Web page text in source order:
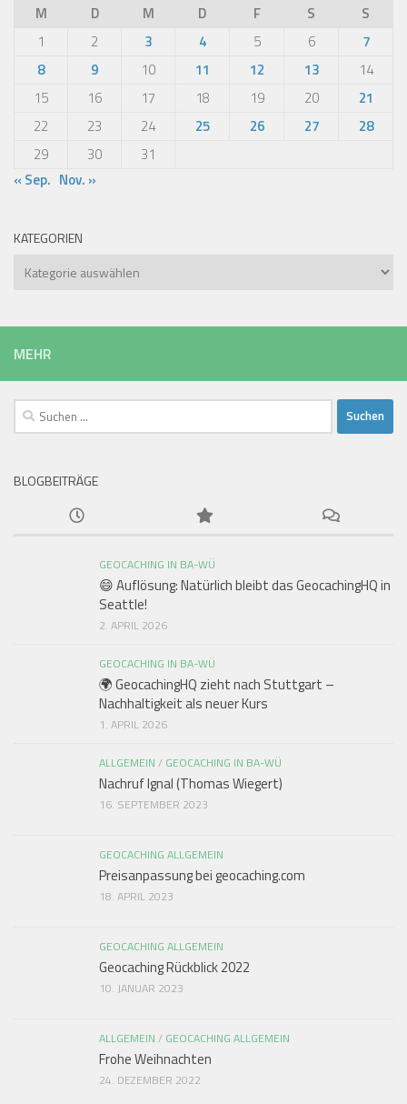
M
D M D F S
S
1
2 3 4 5 6
7
8
9 10 11 12 13
14
15
16 17 18 19 20
21
22
23 24 25 26 27
28
29
30
31
« Sep. Nov. »
KATEGORIEN
Kategorien
MEHR
Suchen
nach:
BLOGBEITRÄGE
GEOCACHING IN BA-WÜ
😄 Auflösung: Natürlich bleibt das GeocachingHQ in
Seattle!
2. APRIL 2026
GEOCACHING IN BA-WÜ
🌍 GeocachingHQ zieht nach Stuttgart –
Nachhaltigkeit als neuer Kurs
1. APRIL 2026
ALLGEMEIN / GEOCACHING IN BA-WÜ
Nachruf Ignal (Thomas Wiegert)
16. SEPTEMBER 2023
GEOCACHING ALLGEMEIN
Preisanpassung bei geocaching.com
18. APRIL 2023
GEOCACHING ALLGEMEIN
Geocaching Rückblick 2022
10. JANUAR 2023
ALLGEMEIN / GEOCACHING ALLGEMEIN
Frohe Weihnachten
24. DEZEMBER 2022